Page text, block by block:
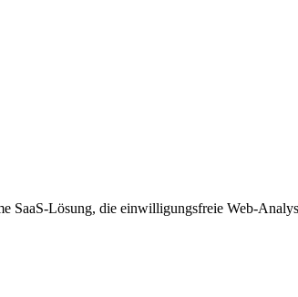
SaaS-Lösung, die einwilligungsfreie Web-